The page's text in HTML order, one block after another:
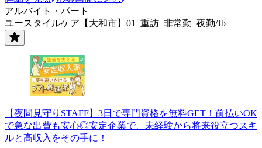
アルバイト・パート
ユースタイルケア【大和市】01_重訪_非常勤_夜勤/Jb
【夜間見守りSTAFF】3日で専門資格を無料GET！前払いOK
で急な出費も安心◎安定企業で、未経験から将来役立つスキ
ルと高収入をその手に！